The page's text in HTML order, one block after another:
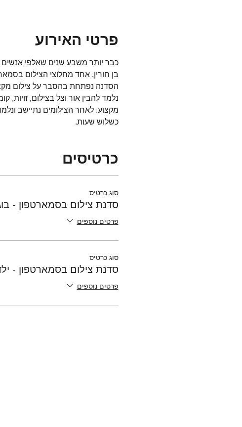
פרטי האירוע
כבר יותר משבע שנים שאלפי
בן חורין, אחד מחלוצי הצילום
הסדנה נפתחת בהסבר על צילום
נלמד להבין אור וצל בצילום, זויות,
מקצוע. לאחר הצילומים נתיישב
כשלוש שעות.
כרטיסים
סוג כרטיס
סדנת צילום בסמארטפון -
פרטים נוספים
סוג כרטיס
סדנת צילום בסמארטפון -
פרטים נוספים